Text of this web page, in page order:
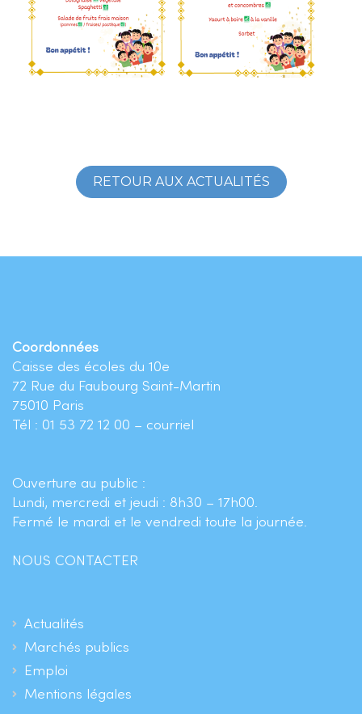
RETOUR AUX ACTUALITÉS
Coordonnées
Caisse des écoles du 10e
72 Rue du Faubourg Saint-Martin
75010 Paris
Tél : 01 53 72 12 00 – courriel
Ouverture au public :
Lundi, mercredi et jeudi : 8h30 – 17h00.
Fermé le mardi et le vendredi toute la journée.
NOUS CONTACTER
Actualités
Marchés publics
Emploi
Mentions légales